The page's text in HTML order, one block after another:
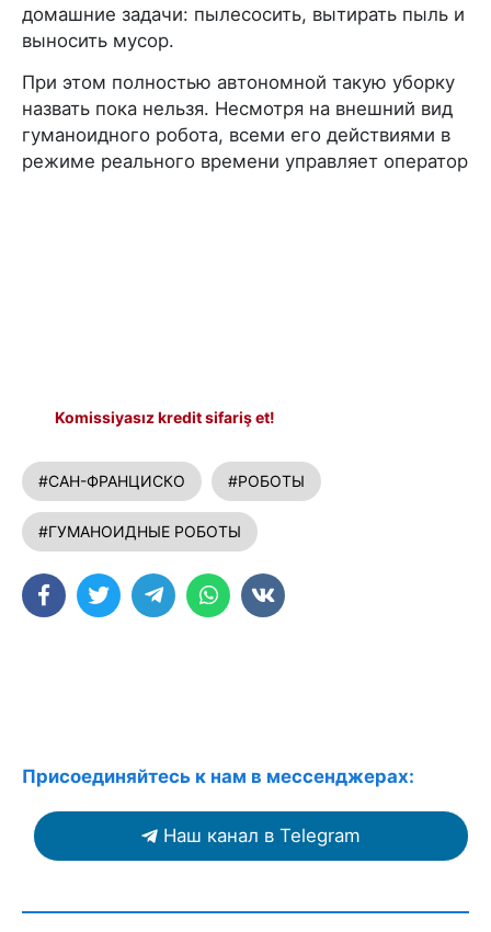
домашние задачи: пылесосить, вытирать пыль и
выносить мусор.
При этом полностью автономной такую уборку
назвать пока нельзя. Несмотря на внешний вид
гуманоидного робота, всеми его действиями в
режиме реального времени управляет оператор
Komissiyasız kredit sifariş et!
#САН-ФРАНЦИСКО #РОБОТЫ
#ГУМАНОИДНЫЕ РОБОТЫ
Присоединяйтесь к нам в мессенджерах:
Наш канал в Telegram